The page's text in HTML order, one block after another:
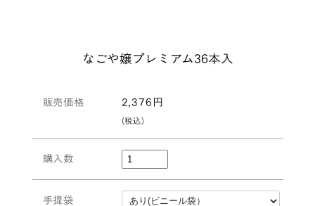
なごや嬢プレミアム36本入
販売価格 2,376円
購入数
手提袋